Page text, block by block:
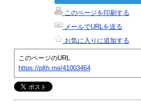
このページを印刷する
メールでURLを送る
お気に入りに追加する
このページのURL
https://plth.me/41003464